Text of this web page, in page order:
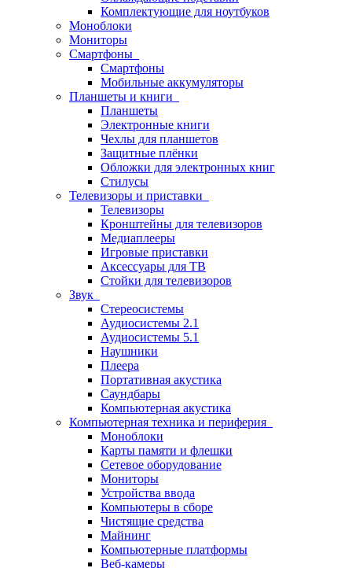
Комплектующие для ноутбуков
Моноблоки
Мониторы
Смартфоны
Смартфоны
Мобильные аккумуляторы
Планшеты и книги
Планшеты
Электронные книги
Чехлы для планшетов
Защитные плёнки
Обложки для электронных книг
Стилусы
Телевизоры и приставки
Телевизоры
Кронштейны для телевизоров
Медиаплееры
Игровые приставки
Аксессуары для ТВ
Стойки для телевизоров
Звук
Стереосистемы
Аудиосистемы 2.1
Аудиосистемы 5.1
Наушники
Плеера
Портативная акустика
Саундбары
Компьютерная акустика
Компьютерная техника и периферия
Моноблоки
Карты памяти и флешки
Сетевое оборудование
Мониторы
Устройства ввода
Компьютеры в сборе
Чистящие средства
Майнинг
Компьютерные платформы
Веб-камеры